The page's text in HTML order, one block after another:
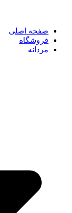
صفحه اصلی
فروشگاه
مردانه